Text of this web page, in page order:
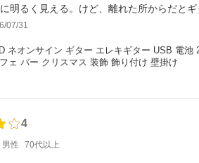
明るく見える。けど、離れた所からだと
07/31
ネオンサイン ギター エレキギター USB 電
ェ バー クリスマス 装飾 飾り付け 壁掛け
4
男性 70代以上